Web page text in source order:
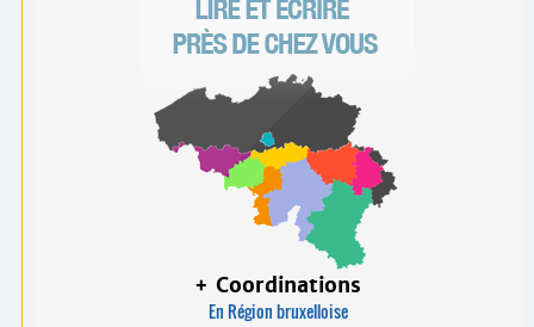
+ Coordinations
En Région bruxelloise